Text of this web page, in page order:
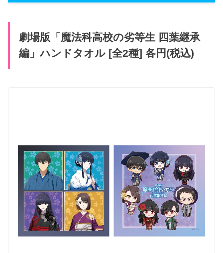
劇場版「魔法科高校の劣等生 四葉継承
編」ハンドタオル [全2種] 各円(税込)